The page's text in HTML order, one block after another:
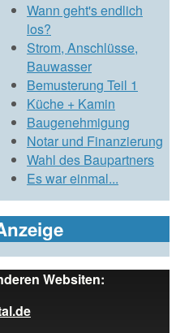
Wann geht's endlich
los?
Strom, Anschlüsse,
Bauwasser
Bemusterung Teil 1
Küche + Kamin
Baugenehmigung
Notar und Finanzierung
Wahl des Baupartners
Es war einmal...
Websiten: